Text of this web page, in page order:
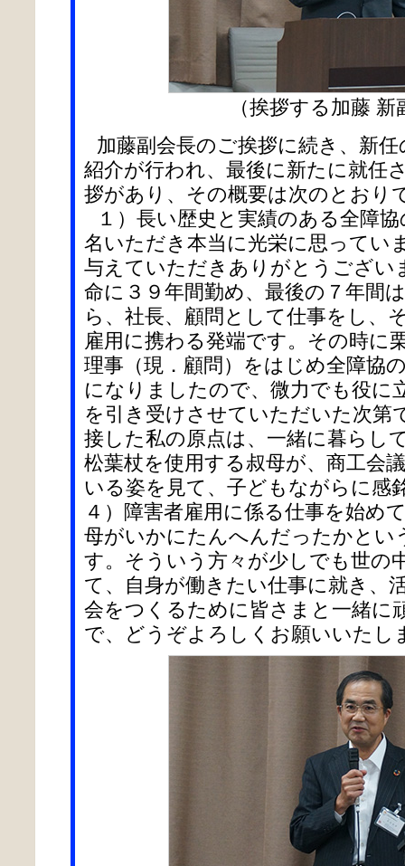
（挨拶する加藤 新
加藤副会長のご挨拶に続き、新
紹介が行われ、最後に新たに就任
拶があり、その概要は次のとおり
１）長い歴史と実績のある全障
名いただき本当に光栄に思ってい
与えていただきありがとうござい
命に３９年間勤め、最後の７年間
ら、社長、顧問として仕事をし、
雇用に携わる発端です。その時に
理事（現．顧問）をはじめ全障協
になりましたので、微力でも役に
を引き受けさせていただいた次第
接した私の原点は、一緒に暮らし
松葉杖を使用する叔母が、商工会
いる姿を見て、子どもながらに感
４）障害者雇用に係る仕事を始め
母がいかにたんへんだったかとい
す。そういう方々が少しでも世の
て、自身が働きたい仕事に就き、
会をつくるために皆さまと一緒に
で、どうぞよろしくお願いいたし